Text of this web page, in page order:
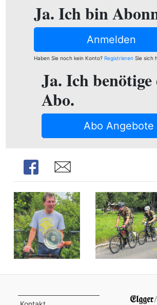
Ja. Ich bin
Anmelden
Haben Sie noch kein Konto? RegistrierenSie sich
Ja. Ich benötige
Abo.
Abo Angebote
Share Share